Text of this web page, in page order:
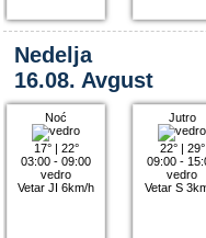
Nedelja
16.08. Avgust
Noć
17°| 22°
03:00 - 09:00
vedro
Vetar JI 6km/h
Jutro
22°| 29°
09:00 -
vedro
Vetar S